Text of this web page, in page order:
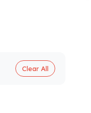
Clear All